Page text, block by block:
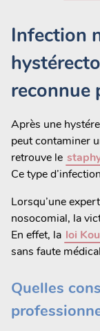
Infection
reconnue
Après une
peut contaminer
retrouve le
Ce type
Lorsqu’une
nosocomial, la
En effet, la loi
sans faute
Quelles